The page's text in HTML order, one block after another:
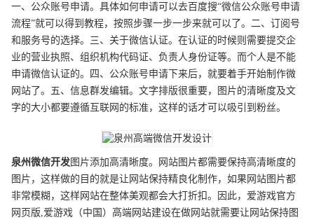
一、公众账号申请。具体如何申请可以去百度搜“微信公众账号申请
流程”就可以得到教程，按照步骤一步一步来就可以了。二、订阅号
和服务号的选择。三、关于微信认证。在认证的时候则需要提交企
业的营业执照、组织机构代码证、负责人身份证等。而个人是不能
申请微信认证的。四、公众账号申请下来后，就要着手开始制作微
网站了。五、信息群发编辑。文字排版很重要，图片的清晰度及文
字的大小都要遵循互联网的标准，这样的话才可以吸引到粉丝。
泉州微信开发图片添加高清晰度。网站图片都需要保持高清晰度的
图片，这样做的目的就是让网站保持精良化制作，如果网站图片都
非常模糊，这样网站在整体美观都会大打折扣。因此，爱游戏官方
网页版,爱游戏（中国）高端网站建设在做网站就需要让网站保持图